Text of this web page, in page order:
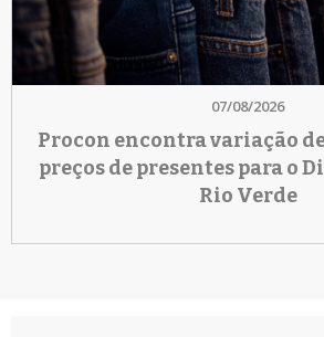
07/08/2026
Procon encontra variação
preços de presentes para o
Rio Verde